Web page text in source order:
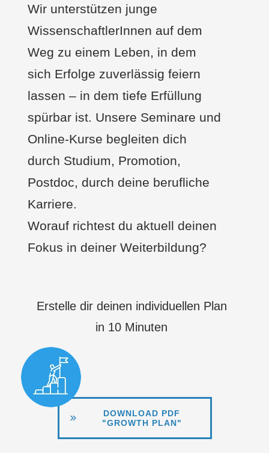
Wir unterstützen junge
WissenschaftlerInnen auf dem
Weg zu einem Leben, in dem
sich Erfolge zuverlässig feiern
lassen – in dem tiefe Erfüllung
spürbar ist. Unsere Seminare und
Online-Kurse begleiten dich
durch Studium, Promotion,
Postdoc, durch deine berufliche
Karriere.
Worauf richtest du aktuell deinen
Fokus in deiner Weiterbildung?
Erstelle dir deinen individuellen Plan
in 10 Minuten
DOWNLOAD PDF
"GROWTH PLAN"